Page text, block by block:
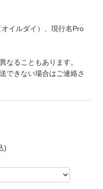
イルダイ）、現行名Pro
なることもあります。
できない場合はご連絡さ
)